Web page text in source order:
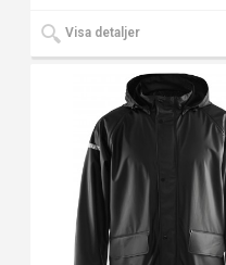
Visa detaljer